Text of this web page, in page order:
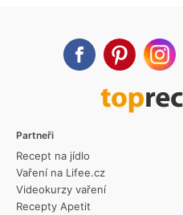
Partneři
Recept na jídlo
Vaření na Lifee.cz
Videokurzy vaření
Recepty Apetit